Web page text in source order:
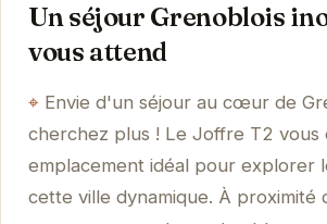
Un séjour Grenoblois
vous attend
Envie d'un séjour au cœur de
cherchez plus ! Le Joffre T2 vous
emplacement idéal pour explorer
cette ville dynamique. À proximité